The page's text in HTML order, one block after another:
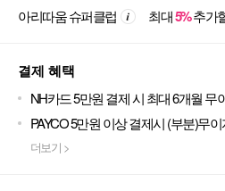
아리따움 슈퍼클럽
최대5%추가
결제 혜택
NH카드 5만원 결제 시 최대 6개월 무
PAYCO 5만원 이상 결제시 (부분)무
더보기 >